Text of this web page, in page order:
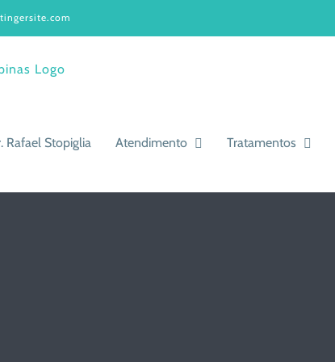
Rafael Stopiglia Atendimento Tratamentos